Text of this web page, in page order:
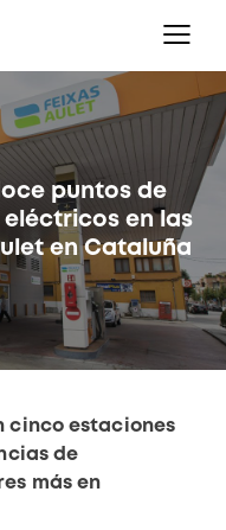
puntos de
en las
en Cataluña
cinco estaciones
de
más en